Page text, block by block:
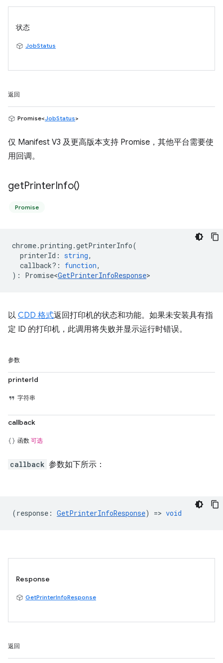
状态
JobStatus
返回
Promise<JobStatus>
仅 Manifest V3 及更高版本支持 Promise，其他平台需要使
用回调。
getPrinterInfo()
Promise
chrome.printing .getPrinterInfo(
printerId : string,
callback? : function,
) : Promise<GetPrinterInfoResponse>
以 CDD 格式返回打印机的状态和功能。如果未安装具有指
定 ID 的打印机，此调用将失败并显示运行时错误。
参数
printerId
字符串
callback
函数 可选
callback 参数如下所示：
(response : GetPrinterInfoResponse) => void
Response
GetPrinterInfoResponse
返回